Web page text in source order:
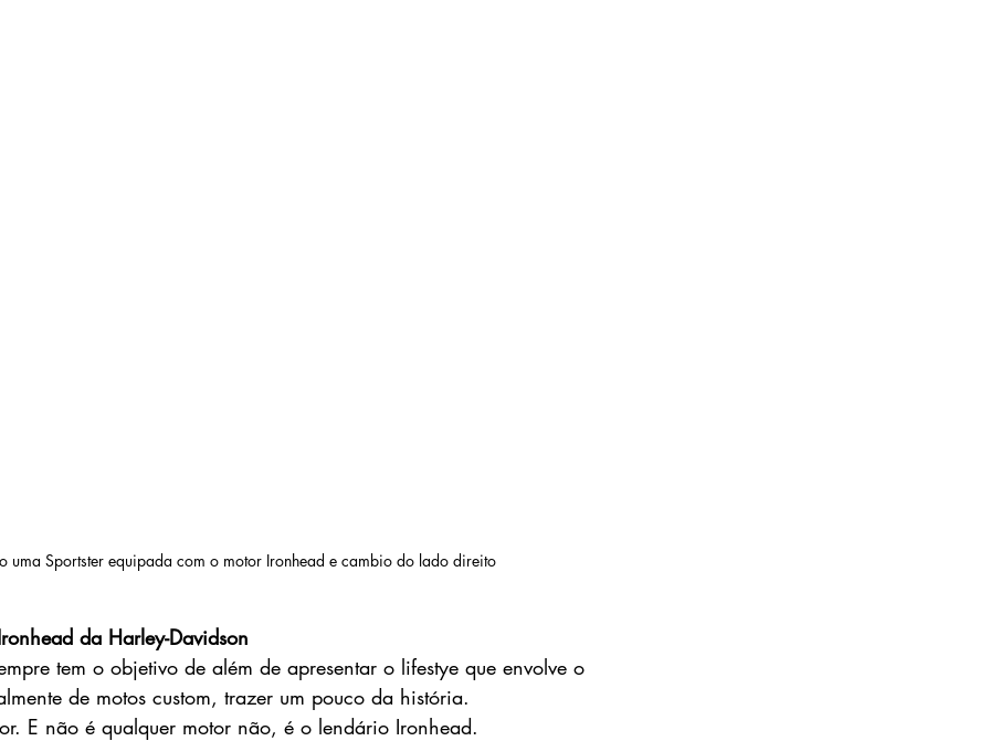
uma Sportster equipada com o motor Ironhead e cambio do lado direito
da Harley-Davidson
tem o objetivo de além de apresentar o lifestye que envolve o
de motos custom, trazer um pouco da história.
E não é qualquer motor não, é o lendário Ironhead.